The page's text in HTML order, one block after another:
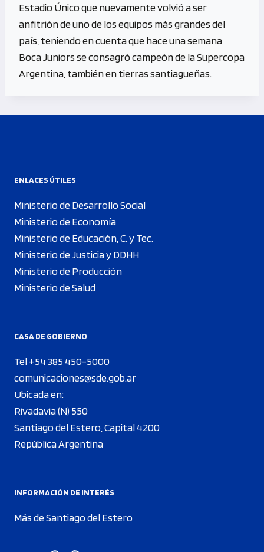
Estadio Único que nuevamente volvió a ser
anfitrión de uno de los equipos más grandes del
país, teniendo en cuenta que hace una semana
Boca Juniors se consagró campeón de la Supercopa
Argentina, también en tierras santiagueñas.
ENLACES ÚTILES
Ministerio de Desarrollo Social
Ministerio de Economía
Ministerio de Educación, C. y Tec.
Ministerio de Justicia y DDHH
Ministerio de Producción
Ministerio de Salud
CASA DE GOBIERNO
Tel +54 385 450-5000
comunicaciones@sde.gob.ar
Ubicada en:
Rivadavia (N) 550
Santiago del Estero, Capital 4200
República Argentina
INFORMACIÓN DE INTERÉS
Más de Santiago del Estero